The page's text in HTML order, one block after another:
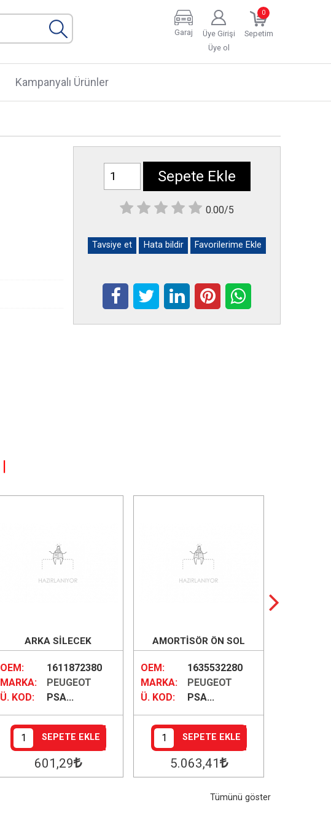
0
Sepetim
Üye Girişi
Üye ol
Garaj
Kampanyalı Ürünler
Sepete Ekle
0.00/5
Tavsiye et Hata bildir Favorilerime Ekle
ARKA SİLECEK
OEM:
1611872380
MARKA:
PEUGEOT
Ü. KOD:
PSA...
SEPETE EKLE
601 ,29
AMORTİSÖR ÖN SOL
OEM:
1635532280
MARKA:
PEUGEOT
Ü. KOD:
PSA...
SEPETE EKLE
5.063,41
Tümünü göster